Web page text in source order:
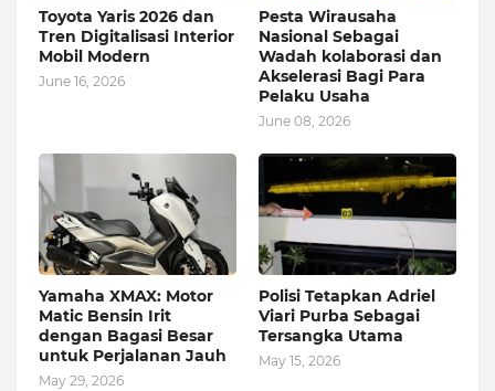
Toyota Yaris 2026 dan
Tren Digitalisasi Interior
Mobil Modern
June 16, 2026
Pesta Wirausaha
Nasional Sebagai
Wadah kolaborasi dan
Akselerasi Bagi Para
Pelaku Usaha
June 08, 2026
Yamaha XMAX: Motor
Matic Bensin Irit
dengan Bagasi Besar
untuk Perjalanan Jauh
May 29, 2026
Polisi Tetapkan Adriel
Viari Purba Sebagai
Tersangka Utama
May 15, 2026